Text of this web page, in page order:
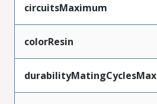
circuitsMaximum
colorResin
durabilityMatingCyclesMax